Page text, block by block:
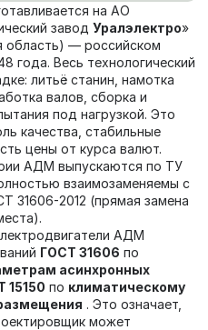
на АО
завод Уралэлектро»
область) — российском
года. Весь технологический
литьё станин, намотка
валов, сборка и
под нагрузкой. Это
качества, стабильные
цены от курса валют.
АДМ выпускаются по ТУ
взаимозаменяемы с
2012 (прямая замена
АДМ
ГОСТ 31606 по
асинхронных
15150 по климатическому
. Это означает,
может